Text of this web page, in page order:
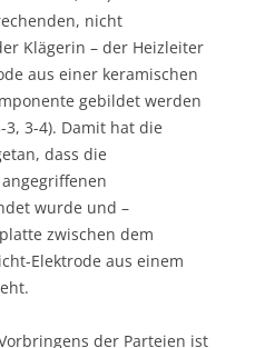
nicht
Klägerin – der Heizleiter
aus einer keramischen
gebildet werden
3-4). Damit hat die
dass die
wurde und –
zwischen dem
Elektrode aus einem
der Parteien ist